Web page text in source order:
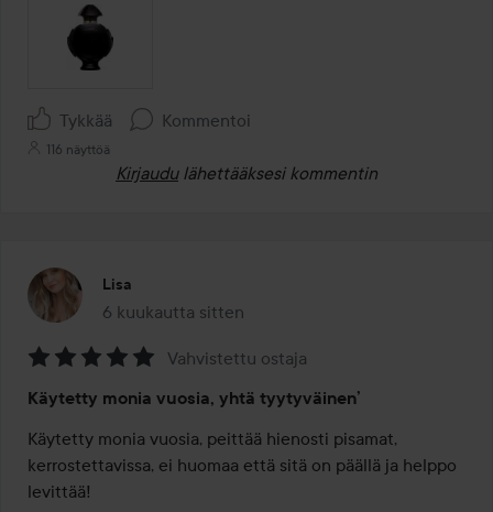
Tykkää Kommentoi
116 näyttöä
Kirjaudu lähettääksesi kommentin
Lisa
6 kuukautta sitten
Viesti luotiin 6 kuukautta sitten
5
/
5
Vahvistettu ostaja
Käytetty monia vuosia, yhtä tyytyväinen’
Käytetty monia vuosia, peittää hienosti pisamat,
kerrostettavissa, ei huomaa että sitä on päällä ja helppo
levittää!